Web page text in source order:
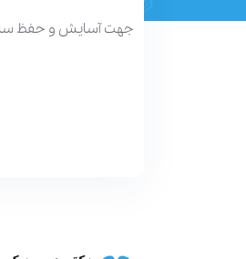
جهت آسایش و حفظ